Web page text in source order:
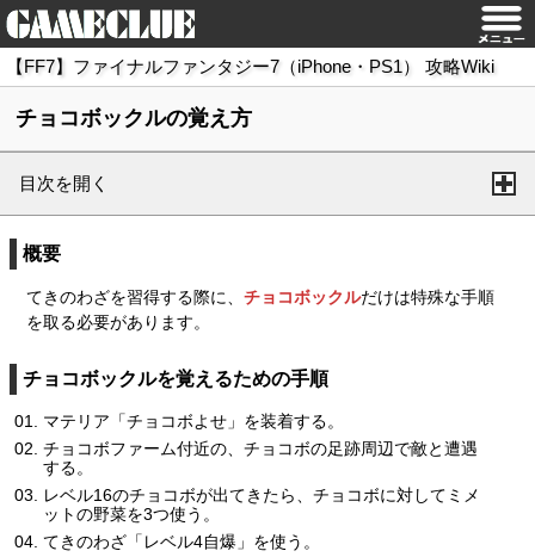
【FF7】ファイナルファンタジー7（iPhone・PS1） 攻略Wiki
チョコボックルの覚え方
目次を開く
概要
てきのわざを習得する際に、 チョコボックルだけは特殊な手順
を取る必要があります。
チョコボックルを覚えるための手順
マテリア「チョコボよせ」を装着する。
チョコボファーム付近の、チョコボの足跡周辺で敵と遭遇
する。
レベル16のチョコボが出てきたら、チョコボに対してミメ
ットの野菜を3つ使う。
てきのわざ「レベル4自爆」を使う。